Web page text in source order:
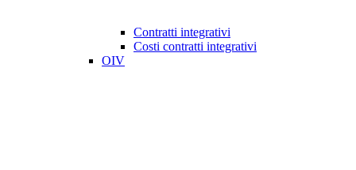
Contratti integrativi
Costi contratti integrativi
OIV